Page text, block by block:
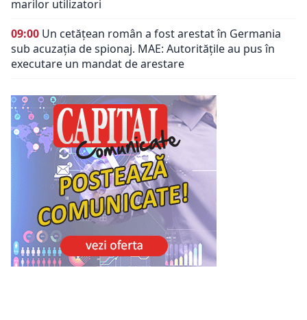
marilor utilizatori
09:00 Un cetățean român a fost arestat în Germania
sub acuzația de spionaj. MAE: Autorităţile au pus în
executare un mandat de arestare